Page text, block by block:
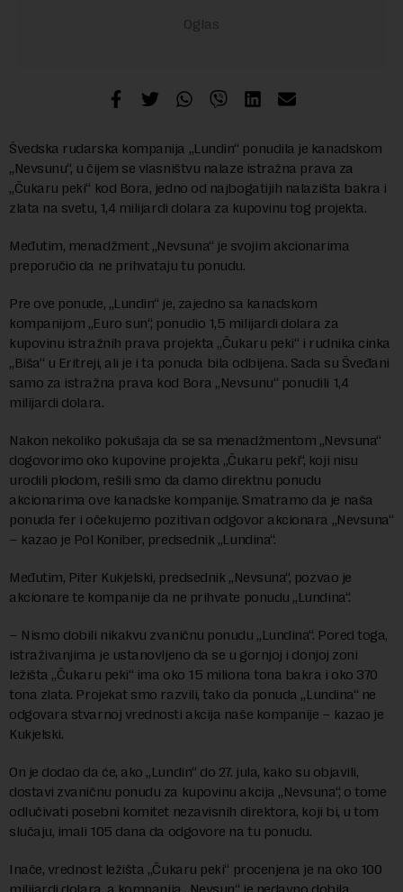
Švedska rudarska kompanija „Lundin“ ponudila je kanadskom
„Nevsunu“, u čijem se vlasništvu nalaze istražna prava za
„Čukaru peki“ kod Bora, jedno od najbogatijih nalazišta bakra i
zlata na svetu, 1,4 milijardi dolara za kupovinu tog projekta.
Međutim, menadžment „Nevsuna“ je svojim akcionarima
preporučio da ne prihvataju tu ponudu.
Pre ove ponude, „Lundin“ je, zajedno sa kanadskom
kompanijom „Euro sun“, ponudio 1,5 milijardi dolara za
kupovinu istražnih prava projekta „Čukaru peki“ i rudnika cinka
„Biša“ u Eritreji, ali je i ta ponuda bila odbijena. Sada su Šveđani
samo za istražna prava kod Bora „Nevsunu“ ponudili 1,4
milijardi dolara.
Nakon nekoliko pokušaja da se sa menadžmentom „Nevsuna“
dogovorimo oko kupovine projekta „Čukaru peki“, koji nisu
urodili plodom, rešili smo da damo direktnu ponudu
akcionarima ove kanadske kompanije. Smatramo da je naša
ponuda fer i očekujemo pozitivan odgovor akcionara „Nevsuna“
– kazao je Pol Koniber, predsednik „Lundina“.
Međutim, Piter Kukjelski, predsednik „Nevsuna“, pozvao je
akcionare te kompanije da ne prihvate ponudu „Lundina“.
– Nismo dobili nikakvu zvaničnu ponudu „Lundina“. Pored toga,
istraživanjima je ustanovljeno da se u gornjoj i donjoj zoni
ležišta „Čukaru peki“ ima oko 15 miliona tona bakra i oko 370
tona zlata. Projekat smo razvili, tako da ponuda „Lundina“ ne
odgovara stvarnoj vrednosti akcija naše kompanije – kazao je
Kukjelski.
On je dodao da će, ako „Lundin“ do 27. jula, kako su objavili,
dostavi zvaničnu ponudu za kupovinu akcija „Nevsuna“, o tome
odlučivati posebni komitet nezavisnih direktora, koji bi, u tom
slučaju, imali 105 dana da odgovore na tu ponudu.
Inače, vrednost ležišta „Čukaru peki“ procenjena je na oko 100